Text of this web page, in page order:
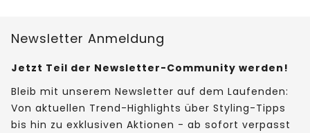
Newsletter Anmeldung
Jetzt Teil der Newsletter-Community werden!
Bleib mit unserem Newsletter auf dem Laufenden:
Von aktuellen Trend-Highlights über Styling-Tipps
bis hin zu exklusiven Aktionen - ab sofort verpasst